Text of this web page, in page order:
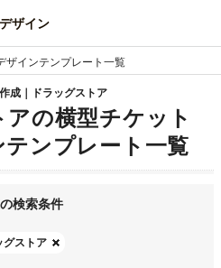
ザイン
ザインテンプレート一覧
成｜ドラッグストア
アの横型チケット
ンプレート一覧
検索条件
グストア